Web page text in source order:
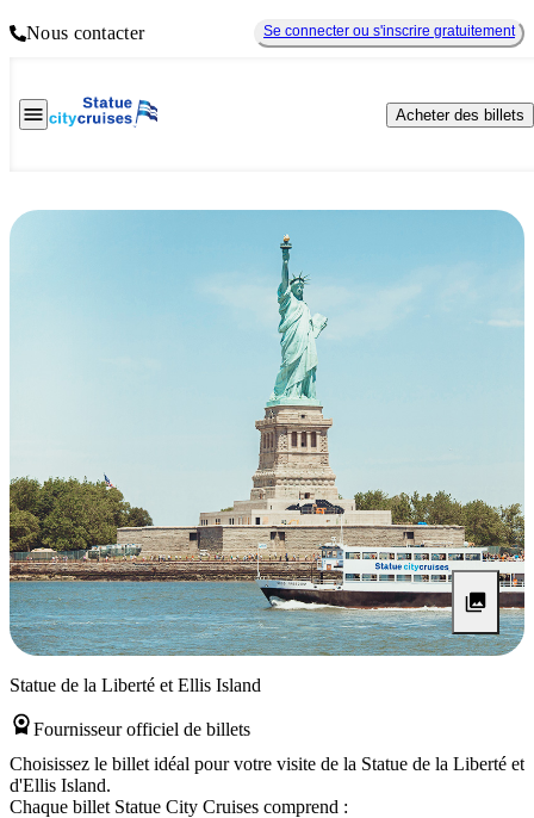
Nous contacter Se connecter ou s'inscrire gratuitement
Acheter des billets
Statue de la Liberté et Ellis Island
Fournisseur officiel de billets
Choisissez le billet idéal pour votre visite de la Statue de la Liberté et
d'Ellis Island.
Chaque billet Statue City Cruises comprend :